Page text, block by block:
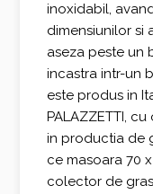
inoxidabil,
dimensiunilor si
aseza peste un
incastra intr-un
este produs in
PALAZZETTI,
in productia de
ce masoara 70
colector de